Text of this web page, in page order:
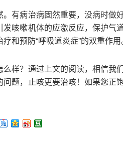
有病治病固然重要，没病时
发咳嗽机体的应激反应，保护
和预防“呼吸道炎症”的双重作用
样？通过上文的阅读，相信我
问题，止咳更要治咳！如果您